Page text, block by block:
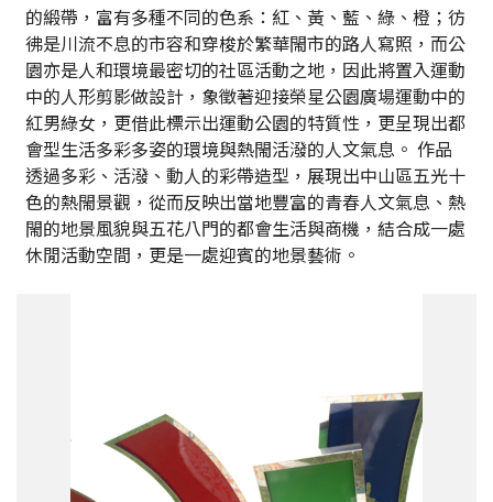
的緞帶，富有多種不同的色系：紅、黃、藍、綠、橙；彷
彿是川流不息的市容和穿梭於繁華閙市的路人寫照，而公
園亦是人和環境最密切的社區活動之地，因此將置入運動
中的人形剪影做設計，象徵著迎接榮星公園廣場運動中的
紅男綠女，更借此標示出運動公園的特質性，更呈現出都
會型生活多彩多姿的環境與熱閙活潑的人文氣息。 作品
透過多彩、活潑、動人的彩帶造型，展現出中山區五光十
色的熱閙景觀，從而反映出當地豐富的青春人文氣息、熱
閙的地景風貌與五花八門的都會生活與商機，結合成一處
休閒活動空間，更是一處迎賓的地景藝術。